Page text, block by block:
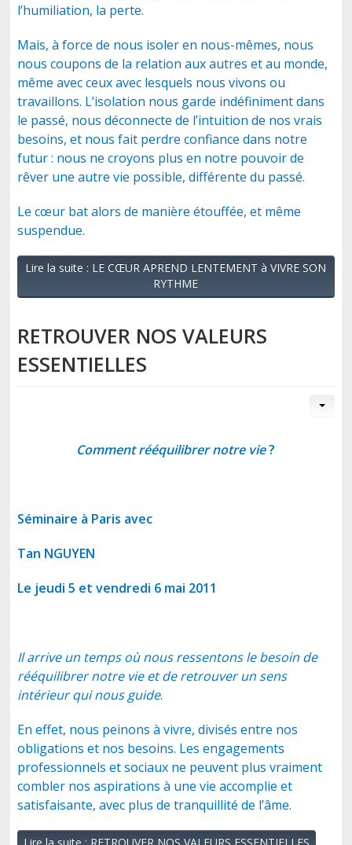
l’humiliation, la perte.
Mais, à force de nous isoler en nous-mêmes, nous
nous coupons de la relation aux autres et au monde,
même avec ceux avec lesquels nous vivons ou
travaillons. L’isolation nous garde indéfiniment dans
le passé, nous déconnecte de l’intuition de nos vrais
besoins, et nous fait perdre confiance dans notre
futur : nous ne croyons plus en notre pouvoir de
rêver une autre vie possible, différente du passé.
Le cœur bat alors de manière étouffée, et même
suspendue.
Lire la suite : LE CŒUR APREND LENTEMENT à VIVRE SON
RYTHME
RETROUVER NOS VALEURS
ESSENTIELLES
Comment rééquilibrer notre vie?
Séminaire à Paris avec
Tan NGUYEN
Le jeudi 5 et vendredi 6 mai 2011
Il arrive un temps où nous ressentons le besoin de
rééquilibrer notre vie et de retrouver un sens
intérieur qui nous guide.
En effet, nous peinons à vivre, divisés entre nos
obligations et nos besoins. Les engagements
professionnels et sociaux ne peuvent plus vraiment
combler nos aspirations à une vie accomplie et
satisfaisante, avec plus de tranquillité de l’âme.